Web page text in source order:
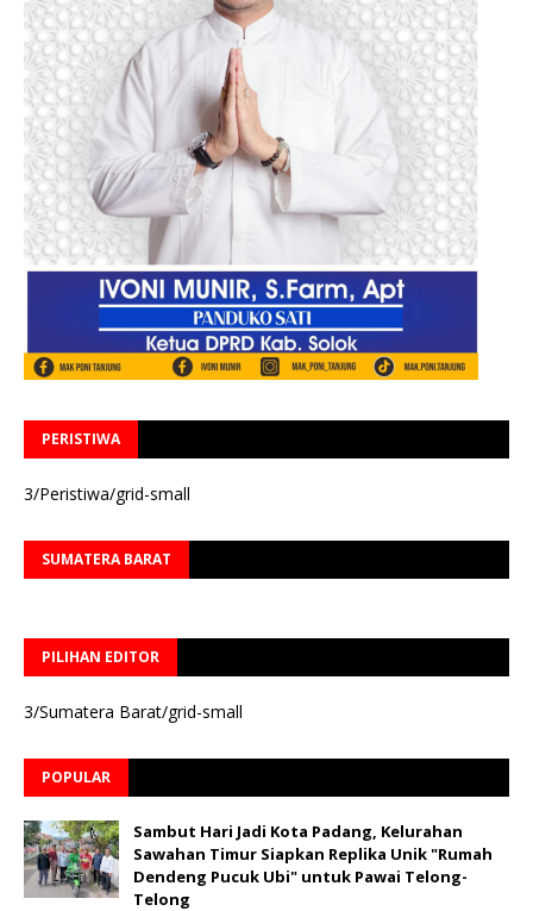
PERISTIWA
3/Peristiwa/grid-small
SUMATERA BARAT
PILIHAN EDITOR
3/Sumatera Barat/grid-small
POPULAR
Sambut Hari Jadi Kota Padang, Kelurahan
Sawahan Timur Siapkan Replika Unik "Rumah
Dendeng Pucuk Ubi" untuk Pawai Telong-
Telong